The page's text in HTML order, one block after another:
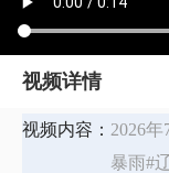
视频详情
视频内容： 2026
暴雨#